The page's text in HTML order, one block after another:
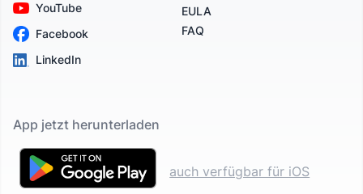
YouTube
Facebook
LinkedIn
EULA
FAQ
App jetzt herunterladen
auch verfügbar für iOS